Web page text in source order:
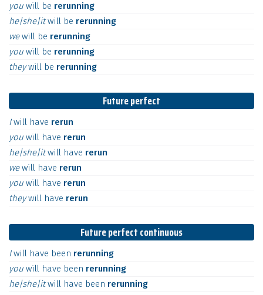
you will be rerunning
he|she|itwill be rerunning
wewill be rerunning
you will be rerunning
theywill be rerunning
Future perfect
Iwill have rerun
you will have rerun
he|she|itwill have rerun
wewill have rerun
you will have rerun
theywill have rerun
Future perfect continuous
Iwill have been rerunning
you will have been rerunning
he|she|itwill have been rerunning